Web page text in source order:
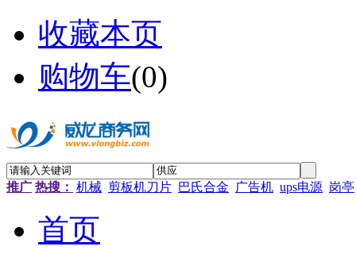
收藏本页
购物车(0)
推广 热搜： 机械 剪板机刀片 巴氏合金 广告机 ups电源 岗亭
首页